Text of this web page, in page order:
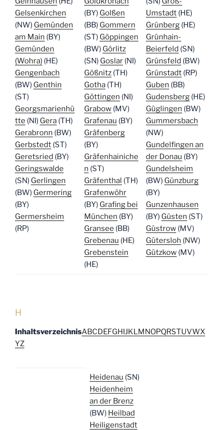
Gelsenkirchen
(NW) Gemünden
am Main (BY)
Gemünden
(Wohra) (HE)
Gengenbach
(BW) Genthin
(ST)
Georgsmarienhü
tte (NI) Gera (TH)
Gerabronn (BW)
Gerbstedt (ST)
Geretsried (BY)
Geringswalde
(SN) Gerlingen
(BW) Germering
(BY)
Germersheim
(RP)
(BY) Golßen
(BB) Gommern
(ST) Göppingen
(BW) Görlitz
(SN) Goslar(NI)
Gößnitz(TH)
Gotha(TH)
Göttingen (NI)
Grabow(MV)
Grafenau (BY)
Gräfenberg
(BY)
Gräfenhainiche
n (ST)
Gräfenthal (TH)
Grafenwöhr
(BY) Grafing bei
München (BY)
Gransee (BB)
Grebenau (HE)
Grebenstein
(HE)
Umstadt(HE)
Grünberg(HE)
Grünhain-
Beierfeld (SN)
Grünsfeld (BW)
Grünstadt(RP)
Guben (BB)
Gudensberg(HE)
Güglingen (BW)
Gummersbach
(NW)
Gundelfingen an
der Donau (BY)
Gundelsheim
(BW) Günzburg
(BY)
Gunzenhausen
(BY) Güsten (ST)
Güstrow(MV)
Gütersloh (NW)
Gützkow(MV)
H
InhaltsverzeichnisABCDEFGHIJKLMNOPQRSTUVWX
YZ
Heidenau (SN)
Heidenheim
an der Brenz
(BW) Heilbad
Heiligenstadt